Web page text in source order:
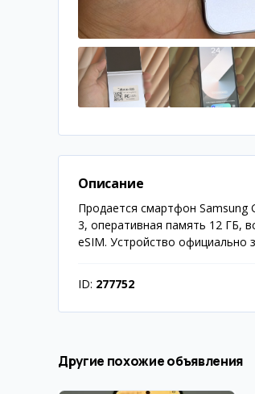
Описание
Продается смартфон Samsung
3, оперативная память 12 ГБ,
eSIM. Устройство официально
ID: 277752
Другие похожие объявления